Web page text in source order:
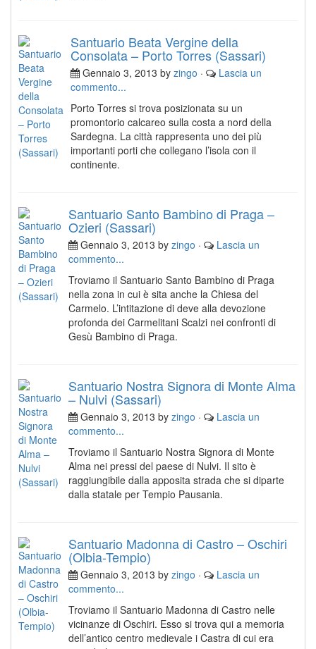
Santuario Beata Vergine della
Consolata – Porto Torres (Sassari)
Gennaio 3, 2013 by zingo ·
Lascia un
commento...
Porto Torres si trova posizionata su un
promontorio calcareo sulla costa a nord della
Sardegna. La città rappresenta uno dei più
importanti porti che collegano l’isola con il
continente.
Santuario Santo Bambino di Praga –
Ozieri (Sassari)
Gennaio 3, 2013 by zingo ·
Lascia un
commento...
Troviamo il Santuario Santo Bambino di Praga
nella zona in cui è sita anche la Chiesa del
Carmelo. L’intitazione di deve alla devozione
profonda dei Carmelitani Scalzi nei confronti di
Gesù Bambino di Praga.
Santuario Nostra Signora di Monte Alma
– Nulvi (Sassari)
Gennaio 3, 2013 by zingo ·
Lascia un
commento...
Troviamo il Santuario Nostra Signora di Monte
Alma nei pressi del paese di Nulvi. Il sito è
raggiungibile dalla apposita strada che si diparte
dalla statale per Tempio Pausania.
Santuario Madonna di Castro – Oschiri
(Olbia-Tempio)
Gennaio 3, 2013 by zingo ·
Lascia un
commento...
Troviamo il Santuario Madonna di Castro nelle
vicinanze di Oschiri. Esso si trova qui a memoria
dell’antico centro medievale i Castra di cui era